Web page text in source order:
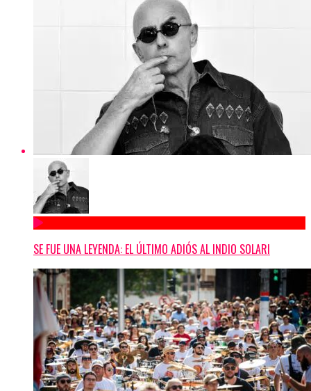
SE FUE UNA LEYENDA: EL ÚLTIMO ADIÓS AL INDIO SOLARI